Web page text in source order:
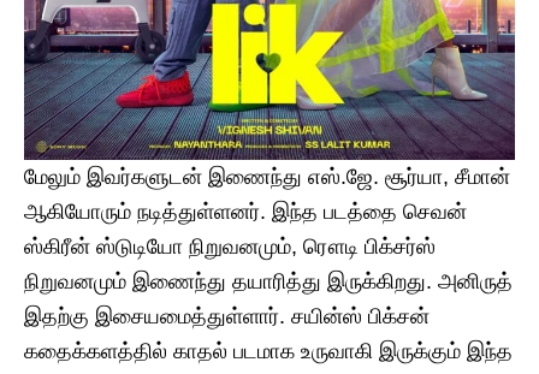
மேலும் இவர்களுடன் இணைந்து எஸ்.ஜே. சூர்யா, சீமான்
ஆகியோரும் நடித்துள்ளனர். இந்த படத்தை செவன்
ஸ்கிரீன் ஸ்டுடியோ நிறுவனமும், ரௌடி பிக்சர்ஸ்
நிறுவனமும் இணைந்து தயாரித்து இருக்கிறது. அனிருத்
இதற்கு இசையமைத்துள்ளார். சயின்ஸ் பிக்சன்
கதைக்களத்தில் காதல் படமாக உருவாகி இருக்கும் இந்த